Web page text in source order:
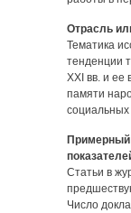
Отрасль
Тематика
тенденции
XXI вв. и ее
памяти
Примерный
Статьи в
Число